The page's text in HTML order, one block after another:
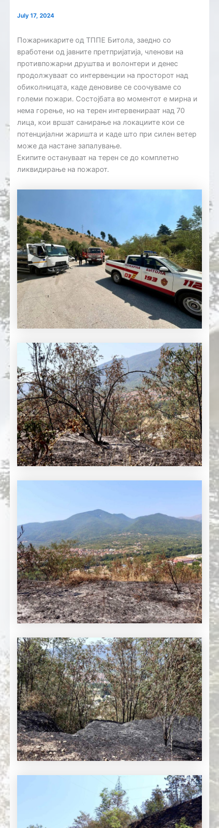
July 17, 2024
Пожарникарите од ТППЕ Битола, заедно со
вработени од јавните претпријатија, членови на
противпожарни друштва и волонтери и денес
продолжуваат со интервенции на просторот над
обиколницата, каде деновиве се соочуваме со
големи пожари. Состојбата во моментот е мирна и
нема горење, но на терен интервенираат над 70
лица, кои вршат санирање на локациите кои се
потенцијални жаришта и каде што при силен ветер
може да настане запалување.
Екипите остануваат на терен се до комплетно
ликвидирање на пожарот.